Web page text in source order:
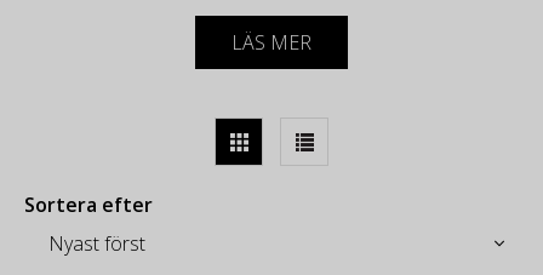
Bizkaiko Txakolina (Txakoli de Bizkaia) är en DO-
vinzon i Pais Vasco (Baskien) i norra Spanien. Den
är känd för sina lätta, lätt spritsiga och mycket torra
hälls traditionellt upp i höga glas från höjd.
DO består av små landområden i och runt staden
Bilbao inom provinsen Vizcaya / Bizkaia, med utsikt
LÄS MER
Sortera efter